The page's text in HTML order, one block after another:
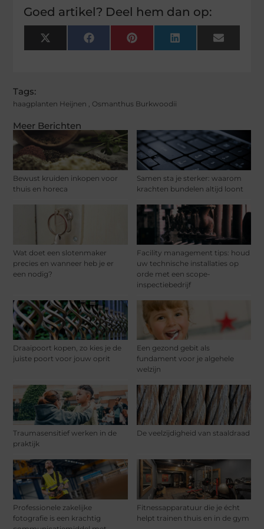
Meer Berichten
Bewust kruiden inkopen voor
thuis en horeca
Samen sta je sterker: waarom
krachten bundelen altijd loont
Wat doet een slotenmaker
precies en wanneer heb je er
een nodig?
Facility management tips: houd
uw technische installaties op
orde met een scope-
inspectiebedrijf
Draaipoort kopen, zo kies je de
juiste poort voor jouw oprit
Een gezond gebit als
fundament voor je algehele
welzijn
Traumasensitief werken in de
praktijk
De veelzijdigheid van staaldraad
Professionele zakelijke
fotografie is een krachtig
Fitnessapparatuur die je écht
helpt trainen thuis en in de gym
Goed artikel? Deel hem dan op:
X
(Twitter)
FacebookPinterest LinkedIn Email
Tags:
haagplanten Heijnen Osmanthus Burkwoodii